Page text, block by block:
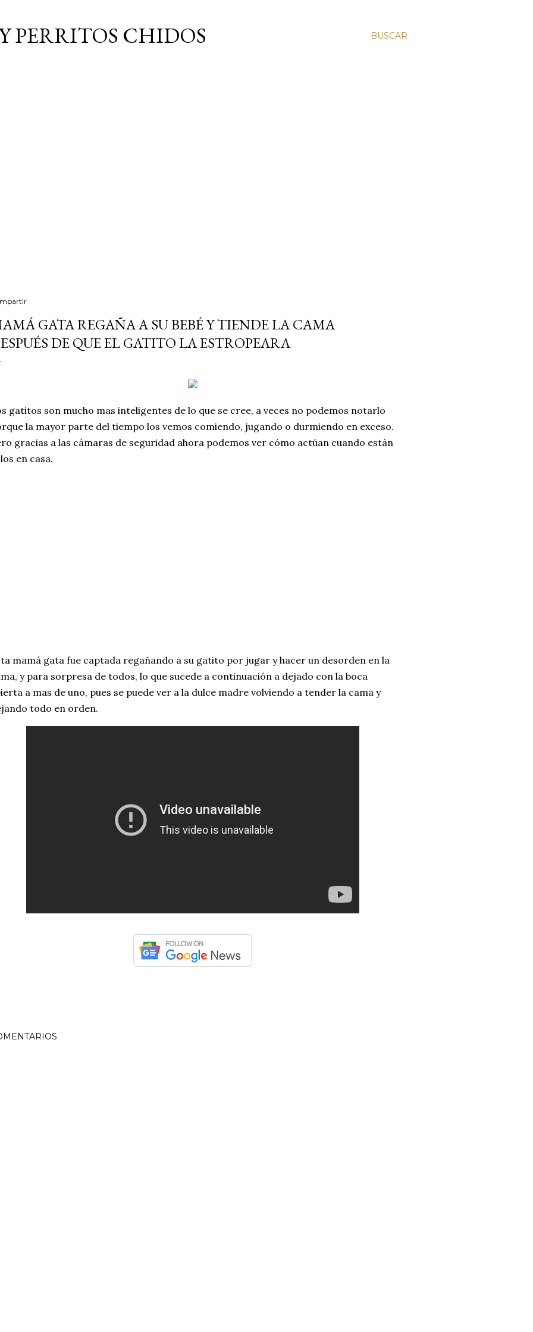
BUSCAR
PERRITOS CHIDOS
GATA REGAÑA A SU BEBÉ Y TIENDE LA CAMA
DE QUE EL GATITO LA ESTROPEARA
gatitos son mucho mas inteligentes de lo que se cree, a veces no podemos notarlo
la mayor parte del tiempo los vemos comiendo, jugando o durmiendo en exceso.
gracias a las cámaras de seguridad ahora podemos ver cómo actúan cuando están
en casa.
mamá gata fue captada regañando a su gatito por jugar y hacer un desorden en la
y para sorpresa de todos, lo que sucede a continuación a dejado con la boca
a mas de uno, pues se puede ver a la dulce madre volviendo a tender la cama y
todo en orden.